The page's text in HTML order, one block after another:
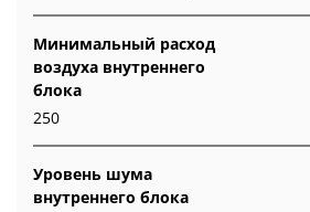
Минимальный расход
воздуха внутреннего
блока
250
Уровень шума
внутреннего блока